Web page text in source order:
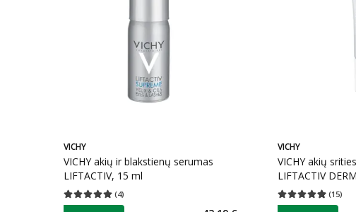
VICHY
VICHY akių ir blakstienų serumas
LIFTACTIV, 15 ml
(4)
Vidutinis įvertinimas 5.00
VICHY
VICHY akių
LIFTACTIV
(15)
Vidutinis įvertinimas